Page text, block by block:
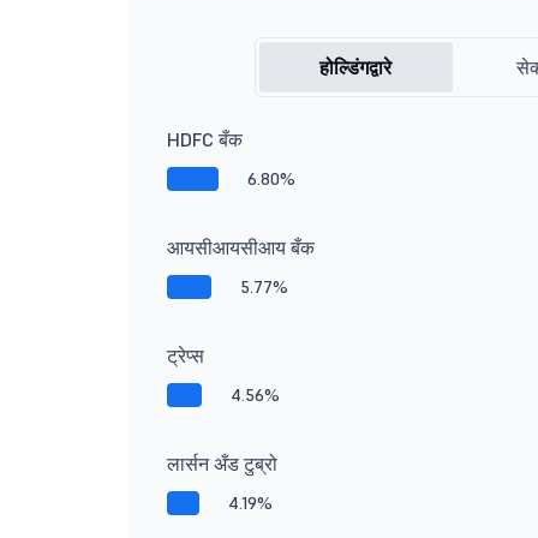
होल्डिंगद्वारे
HDFC बँक
6.80%
आयसीआयसीआय बँक
5.77%
ट्रेप्स
4.56%
लार्सन अँड टुब्रो
4.19%